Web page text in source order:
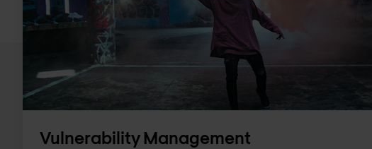
Vulnerability Management